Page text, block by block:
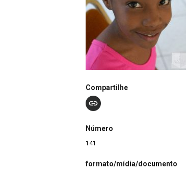
Compartilhe
Número
141
formato/mídia/documento